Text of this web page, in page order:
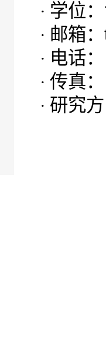
· 学位
· 邮箱：
· 电话：
· 传真：
· 研究